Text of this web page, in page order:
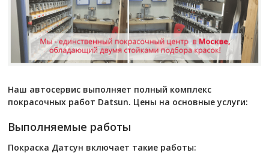
Наш автосервис выполняет полный комплекс
покрасочных работ Datsun. Цены на основные услуги:
Выполняемые работы
Покраска Датсун включает такие работы: